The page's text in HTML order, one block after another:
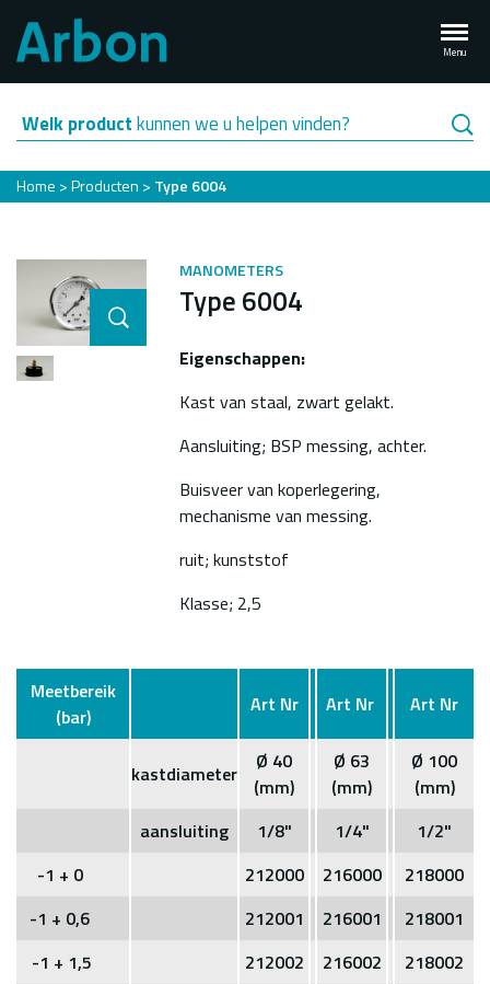
naar
de
inhoud
gaan
Menu
Welk productkunnen we u helpen vinden?
Kruimelpad
Home Producten Type 6004
MANOMETERS
Type 6004
Eigenschappen:
Kast van staal, zwart gelakt.
Aansluiting; BSP messing, achter.
Buisveer van koperlegering,
mechanisme van messing.
ruit; kunststof
Klasse; 2,5
Meetbereik
(bar)
Art Nr Art Nr Art Nr
kastdiameter
Ø 40
(mm)
Ø 63
(mm)
Ø 100
(mm)
aansluiting
1/8" 1/4"
1/2"
-1 + 0
212000 216000
218000
-1 + 0,6
212001 216001
218001
-1 + 1,5
212002 216002
218002